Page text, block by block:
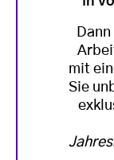
mit
Sie